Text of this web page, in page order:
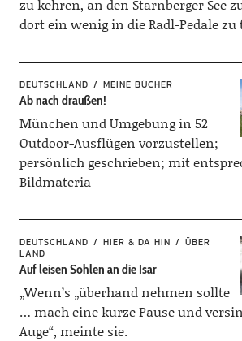
zu kehren, an den Starnberger See
dort ein wenig in die Radl-Pedale zu
DEUTSCHLAND MEINE BÜCHER
Ab nach draußen!
München und Umgebung in 52
Outdoor-Ausflügen vorzustellen;
persönlich geschrieben; mit
Bildmateria
DEUTSCHLAND HIER & DA HIN
ÜBER
LAND
Auf leisen Sohlen an die Isar
„Wenn’s „überhand nehmen sollte
… mach eine kurze Pause und
Auge“, meinte sie.